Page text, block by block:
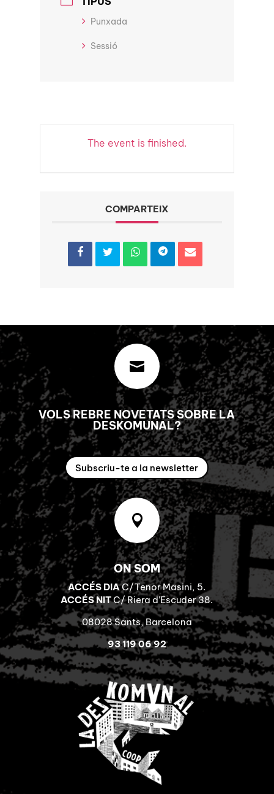
Punxada
Sessió
The event is finished.
COMPARTEIX

VOLS REBRE NOVETATS SOBRE LA
DESKOMUNAL?
Subscriu-te a la newsletter

ON SOM
ACCÉS DIAC/Tenor Masini, 5.
ACCÉS NITC/ Riera d’Escuder 38.
08028 Sants, Barcelona
93 119 06 92